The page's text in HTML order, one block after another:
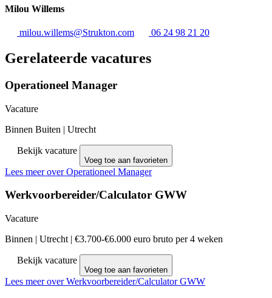
Milou Willems
milou.willems@Strukton.com 06 24 98 21 20
Gerelateerde vacatures
Operationeel Manager
Vacature
Binnen Buiten | Utrecht
Bekijk vacature
Voeg toe aan favorieten
Lees meer over Operationeel Manager
Werkvoorbereider/Calculator GWW
Vacature
Binnen | Utrecht | €3.700-€6.000 euro bruto per 4 weken
Bekijk vacature
Voeg toe aan favorieten
Lees meer over Werkvoorbereider/Calculator GWW